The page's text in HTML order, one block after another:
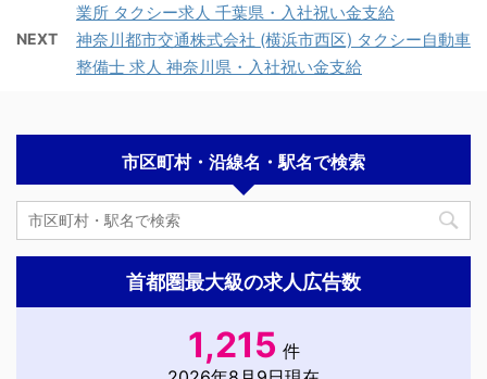
業所 タクシー求人 千葉県・入社祝い金支給
NEXT
神奈川都市交通株式会社 (横浜市西区) タクシー自動車
整備士 求人 神奈川県・入社祝い金支給
市区町村・沿線名・駅名で検索
首都圏最大級の求人広告数
1,215 件